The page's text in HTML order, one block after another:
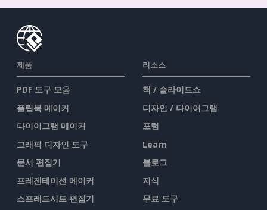
제품
PDF 도구 모음
플립북 메이커
다이어그램 메이커
그래픽 디자인 도구
문서 편집기
프레젠테이션 메이커
스프레드시트 편집기
리소스
책 / 슬라이드쇼
디자인 / 다이어그램
포럼
Learn
블로그
지식
무료 도구